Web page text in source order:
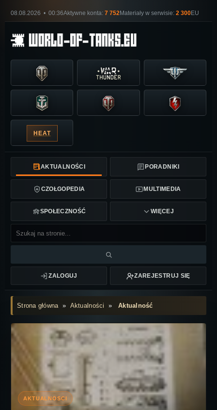
08.08.2026 • 00:36Aktywne konta: 7 752Materiały w serwisie: 2 300EU
HEAT
AKTUALNOŚCI PORADNIKI
CZOŁGOPEDIA MULTIMEDIA
SPOŁECZNOŚĆ WIĘCEJ
ZALOGUJ ZAREJESTRUJ SIĘ
Strona główna» Aktualności »Aktualność